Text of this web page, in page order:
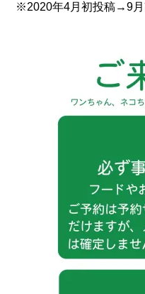
※2020年4月初投稿→9